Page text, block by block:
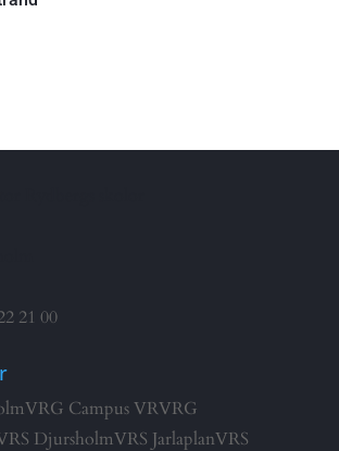
21 00
VRG Campus VRVRG
DjursholmVRS JarlaplanVRS